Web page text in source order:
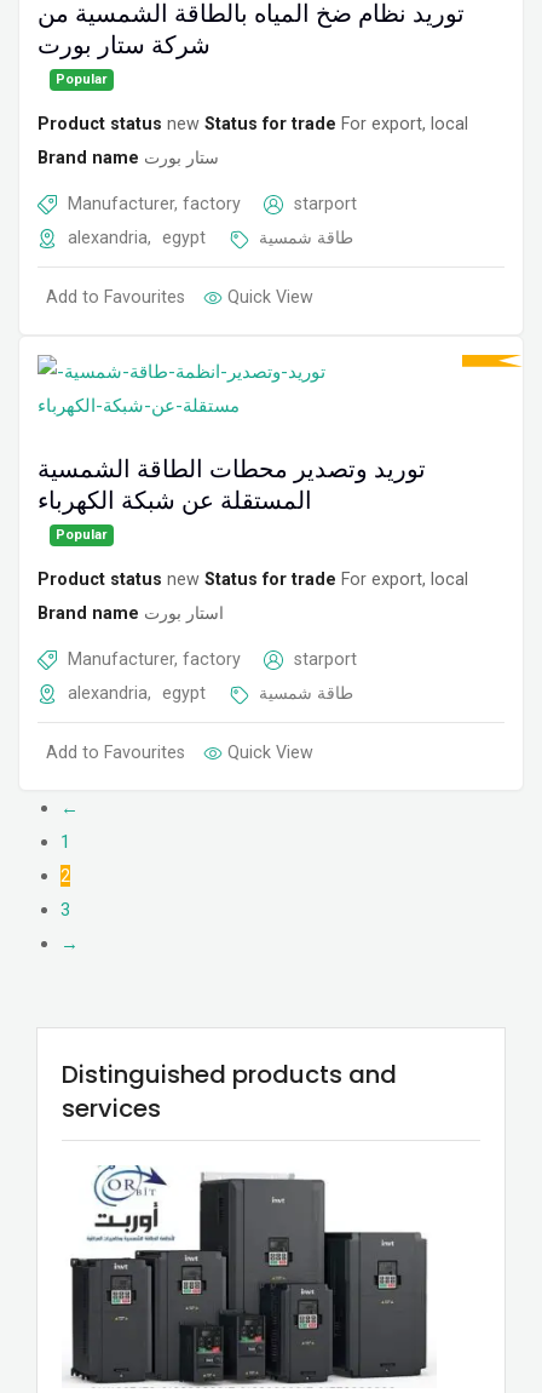
توريد نظام ضخ المياه بالطاقة الشمسية من
شركة ستار بورت
Popular
Product status new Status for trade For export, local
Brand name ستار بورت
Manufacturer, factory
starport
alexandria, egypt طاقة شمسية
Add to Favourites Quick View
توريد وتصدير محطات الطاقة الشمسية
المستقلة عن شبكة الكهرباء
Popular
Product status new Status for trade For export, local
Brand name استار بورت
Manufacturer, factory
starport
alexandria, egypt طاقة شمسية
Add to Favourites Quick View
←
1
2
3
→
Distinguished products and
services